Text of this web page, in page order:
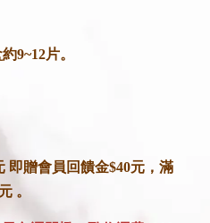
9~12片。
即贈會員回饋金$40元，滿
。